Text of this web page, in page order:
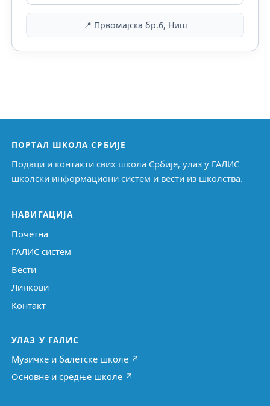
📍 Првомајска бр.6, Ниш
ПОРТАЛ ШКОЛА СРБИЈЕ
Подаци и контакти свих школа Србије, улаз у ГАЛИС
школски информациони систем и вести из школства.
НАВИГАЦИЈА
Почетна
ГАЛИС систем
Вести
Линкови
Контакт
УЛАЗ У ГАЛИС
Музичке и балетске школе ↗
Основне и средње школе ↗